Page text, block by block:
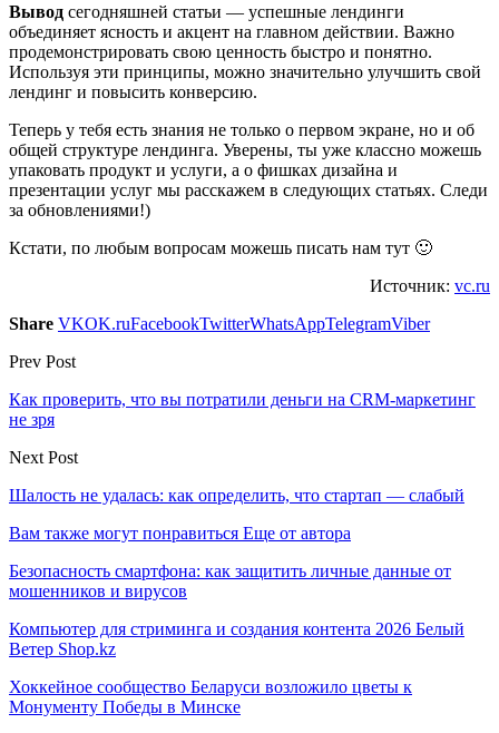
Вывод сегодняшней статьи — успешные лендинги
объединяет ясность и акцент на главном действии. Важно
продемонстрировать свою ценность быстро и понятно.
Используя эти принципы, можно значительно улучшить свой
лендинг и повысить конверсию.
Теперь у тебя есть знания не только о первом экране, но и об
общей структуре лендинга. Уверены, ты уже классно можешь
упаковать продукт и услуги, а о фишках дизайна и
презентации услуг мы расскажем в следующих статьях. Следи
за обновлениями!)
Кстати, по любым вопросам можешь писать нам тут 🙂
Источник: vc.ru
Share VKOK.ruFacebookTwitterWhatsAppTelegramViber
Prev Post
Как проверить, что вы потратили деньги на CRM-маркетинг
не зря
Next Post
Шалость не удалась: как определить, что стартап — слабый
Вам также могут понравиться Еще от автора
Безопасность смартфона: как защитить личные данные от
мошенников и вирусов
Компьютер для стриминга и создания контента 2026 Белый
Ветер Shop.kz
Хоккейное сообщество Беларуси возложило цветы к
Монументу Победы в Минске